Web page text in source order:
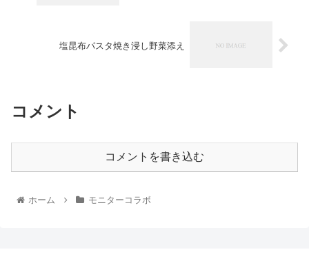
塩昆布パスタ焼き浸し野菜添え
コメント
コメントを書き込む
ホーム モニターコラボ